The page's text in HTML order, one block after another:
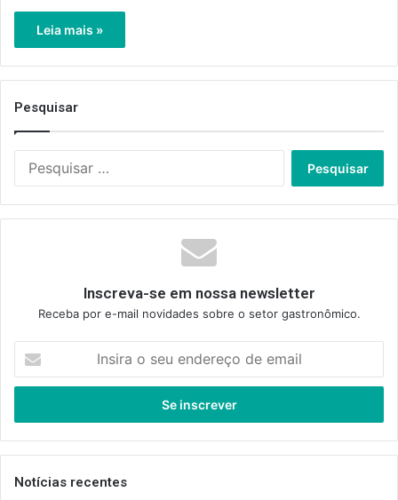
Leia mais »
Pesquisar
Inscreva-se em nossa newsletter
Receba por e-mail novidades sobre o setor gastronômico.
seu
de
email
Notícias recentes